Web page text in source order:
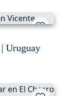
Uruguay